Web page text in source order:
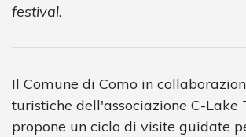
festival.
Il Comune di Como in
turistiche dell'associazione C-Lake
propone un ciclo di visite guidate